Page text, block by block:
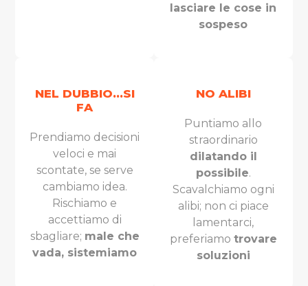
lasciare le cose in
sospeso
NEL DUBBIO...SI
FA
Prendiamo decisioni
veloci e mai
scontate, se serve
cambiamo idea.
Rischiamo e
accettiamo di
sbagliare; male che
vada, sistemiamo
NO ALIBI
Puntiamo allo
straordinario
dilatando il
possibile.
Scavalchiamo ogni
alibi; non ci piace
lamentarci,
preferiamo trovare
soluzioni